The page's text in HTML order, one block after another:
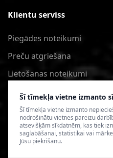
Šī tīmekļa vietne izmanto
Šī tīmekļa vietne izmanto
nodrošinātu vietnes pareizu
atsevišķām sīkdatnēm, kas tiek
saglabāšanai, statistikai vai
Jūsu piekrišanu.
Klientu serviss
Piegādes noteikumi
Preču atgriešana
Lietošanas noteikumi
Privātuma politika